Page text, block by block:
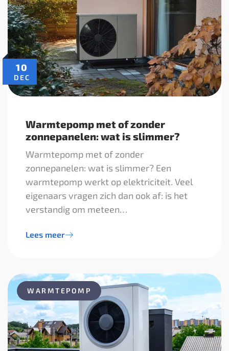
10
DEC
Warmtepomp met of zonder
zonnepanelen: wat is slimmer?
Warmtepomp met of zonder
zonnepanelen: wat is slimmer? Een
warmtepomp werkt op elektriciteit. Veel
eigenaars vragen zich dan ook af: is het
verstandig om meteen…
Lees meer
WARMTEPOMP